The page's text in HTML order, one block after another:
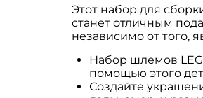
Этот набор для
станет отличным
независимо от того,
Набор шлемов
помощью этого
Создайте